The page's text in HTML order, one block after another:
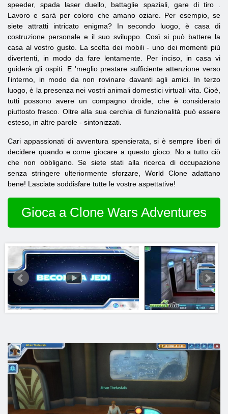
speeder, spada laser duello, battaglie spaziali, gare di tiro .
Lavoro e sarà per coloro che amano oziare. Per esempio, se
siete attratti intricato enigma? In secondo luogo, è casa di
costruzione personale e il suo sviluppo. Così si può battere la
casa al vostro gusto. La scelta dei mobili - uno dei momenti più
divertenti, in modo da fare lentamente. Per inciso, in casa vi
guiderà gli ospiti. E 'meglio prestare sufficiente attenzione verso
l'interno, in modo da non rovinare davanti agli amici. In terzo
luogo, è la presenza nei vostri animali domestici virtuali vita. Cioè,
tutti possono avere un compagno droide, che è considerato
piuttosto fresco. Oltre alla sua cerchia di funzionalità può essere
esteso, in altre parole - sintonizzati.
Cari appassionati di avventura spensierata, si è sempre liberi di
decidere quando e come giocare a questo gioco. No a tutto ciò
che non obbligano. Se siete stati alla ricerca di occupazione
senza stringere ulteriormente sforzare, World Clone adattano
bene! Lasciate soddisfare tutte le vostre aspettative!
Gioca a Clone Wars Adventures